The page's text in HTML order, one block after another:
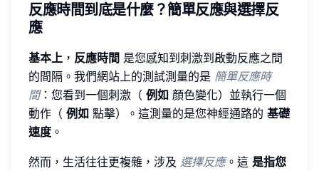
反應時間到底是什麼？簡單反應與選擇反
應
基本上 ， 反應時間 是您感知到刺激到啟動反應之間
的間隔。我們網站上的測試測量的是 簡單反應時
間：您看到一個刺激（ 例如 顏色變化）並執行一個
動作（ 例如 點擊）。這測量的是您神經通路的 基礎
速度 。
然而，生活往往更複雜，涉及 選擇反應。這 是指您